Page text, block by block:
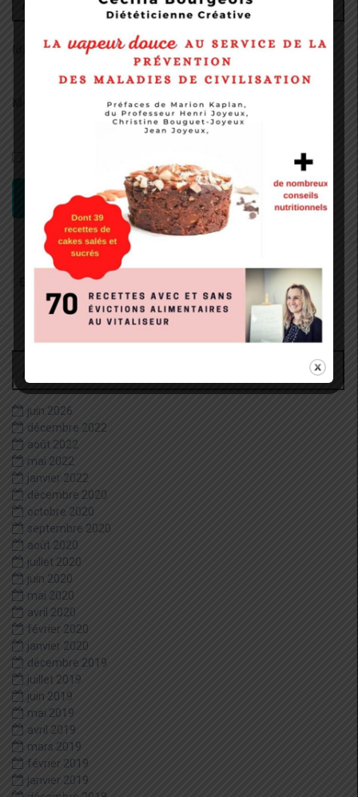
Identifiant:
CONNEXION
Recherche
juin 2026
décembre 2022
août 2022
mai 2022
janvier 2022
décembre 2020
octobre 2020
septembre 2020
août 2020
juillet 2020
juin 2020
mai 2020
avril 2020
février 2020
janvier 2020
décembre 2019
juillet 2019
juin 2019
mai 2019
avril 2019
mars 2019
février 2019
janvier 2019